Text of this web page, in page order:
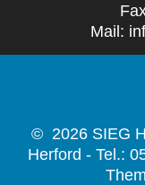
Mail:
© 2026 SIEG
Herford - Tel.: